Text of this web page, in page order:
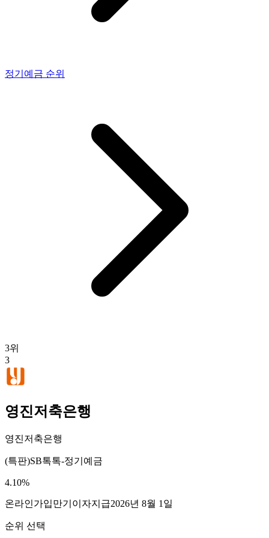
정기예금 순위
3위
3
영진저축은행
영진저축은행
(특판)SB톡톡-정기예금
4.10%
온라인가입만기이자지급2026년 8월 1일
순위 선택